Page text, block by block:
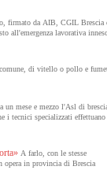
firmato da AIB, CGIL Brescia
all'emergenza lavorativa
di vitello o pollo e
un mese e mezzo l'Asl di
i tecnici specializzati
A farlo, con le stesse
opera in provincia di Brescia